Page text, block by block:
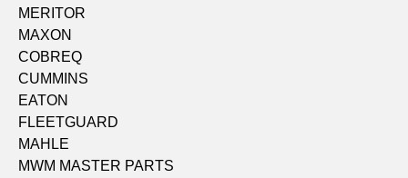
MERITOR
MAXON
COBREQ
CUMMINS
EATON
FLEETGUARD
MAHLE
MWM MASTER PARTS